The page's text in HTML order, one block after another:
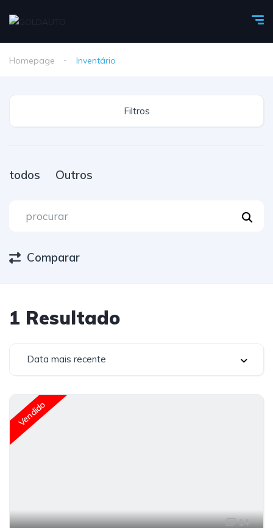
Homepage Inventário
Filtros
todos Outros
Comparar
1 Resultado
Data mais recente
Vendido
14